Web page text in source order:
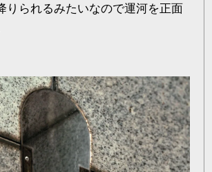
りられるみたいなので運河を正面